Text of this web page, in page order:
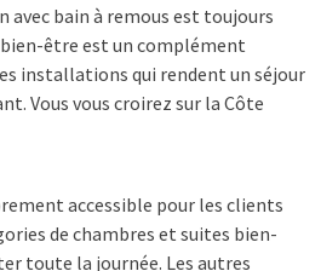
avec bain à remous est toujours
bien-être est un complément
installations qui rendent un séjour
Vous vous croirez sur la Côte
accessible pour les clients
de chambres et suites bien-
toute la journée. Les autres